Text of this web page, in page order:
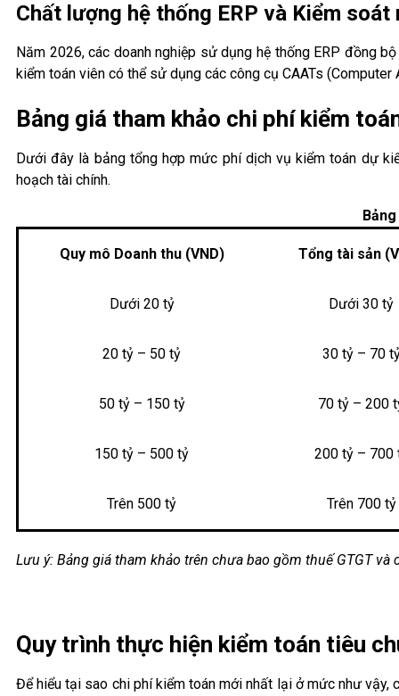
Chất lượng hệ thống ERP và Kiểm soát
Năm 2026, các doanh nghiệp sử dụng hệ thống ERP đồng
kiểm toán viên có thể sử dụng các công cụ CAATs
Bảng giá tham khảo chi phí kiểm
Dưới đây là bảng tổng hợp mức phí dịch vụ kiểm toán dự
hoạch tài chính.
Quy mô Doanh thu (VND) Tổng tài sản
Dưới 20 tỷ Dưới 30 tỷ
20 tỷ – 50 tỷ 30 tỷ – 70
50 tỷ – 150 tỷ 70 tỷ – 200
150 tỷ – 500 tỷ 200 tỷ – 700
Trên 500 tỷ Trên 700 tỷ
Lưu ý: Bảng giá tham khảo trên chưa bao gồm thuế GTGT
Quy trình thực hiện kiểm toán tiêu
Để hiểu tại sao chi phí kiểm toán mới nhất lại ở mức như